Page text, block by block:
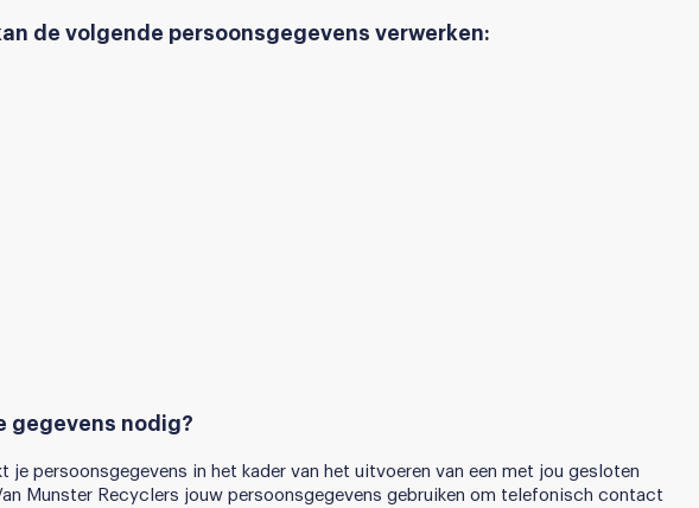
de volgende persoonsgegevens verwerken:
gegevens nodig?
je persoonsgegevens in het kader van het uitvoeren van een met jou gesloten
Munster Recyclers jouw persoonsgegevens gebruiken om telefonisch contact